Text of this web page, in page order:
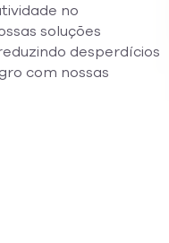
no
soluções
desperdícios
com nossas